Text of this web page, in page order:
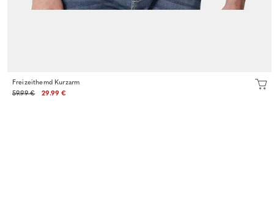
Freizeithemd Kurzarm
59.99 €
29.99 €